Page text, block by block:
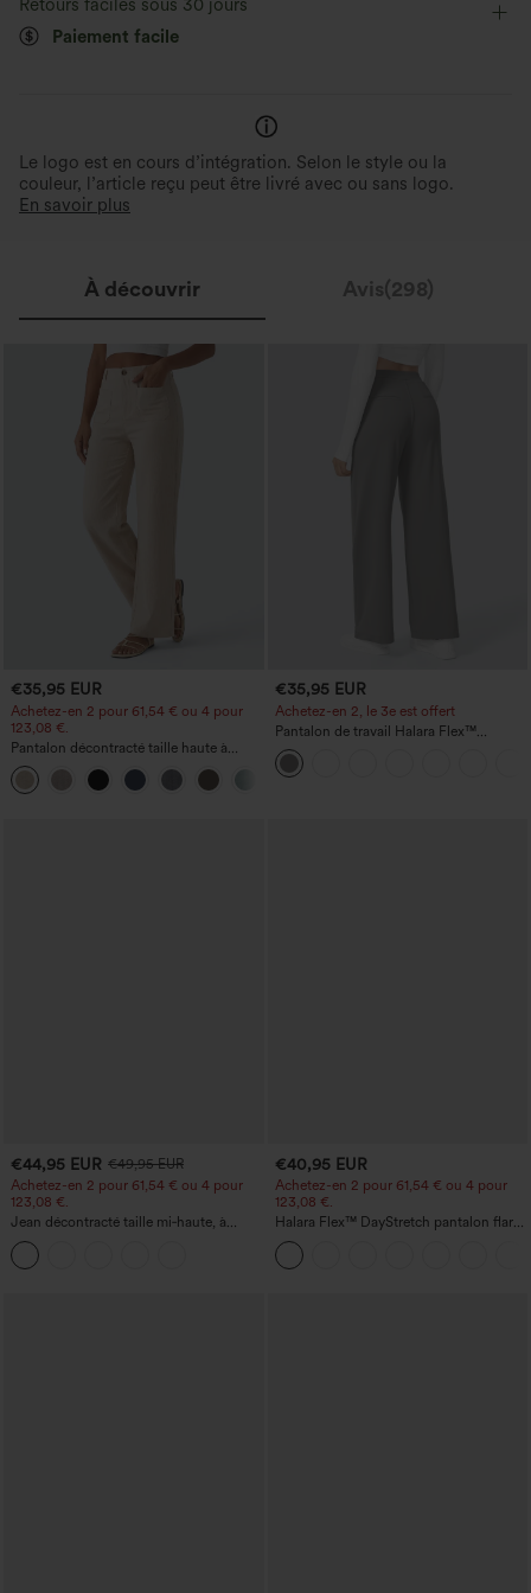
Poils d’animaux faciles à retirer
Retours faciles sous 30 jours
Paiement facile
Le logo est en cours d’intégration. Selon le style ou la
couleur, l’article reçu peut être livré avec ou sans logo.
En savoir plus
À découvrir Avis(298)
€35,95 EUR
Achetez-en 2 pour 61,54 € ou 4 pour
123,08 €.
Pantalon décontracté taille haute à
jambe droite, effet lin, avec poches
€35,95 EUR
Achetez-en 2, le 3e est offert
Pantalon de travail Halara Flex™
DayStretch à taille haute, avec poches et
coupe droite
€44,95 EUR €49,95 EUR
Achetez-en 2 pour 61,54 € ou 4 pour
123,08 €.
Jean décontracté taille mi‑haute, à
cordon de serrage, avec poches
€40,95 EUR
Achetez-en 2 pour 61,54 € ou 4 pour
123,08 €.
Halara Flex™ DayStretch pantalon flare
de travail, taille mi-haute, poche latérale
zippée